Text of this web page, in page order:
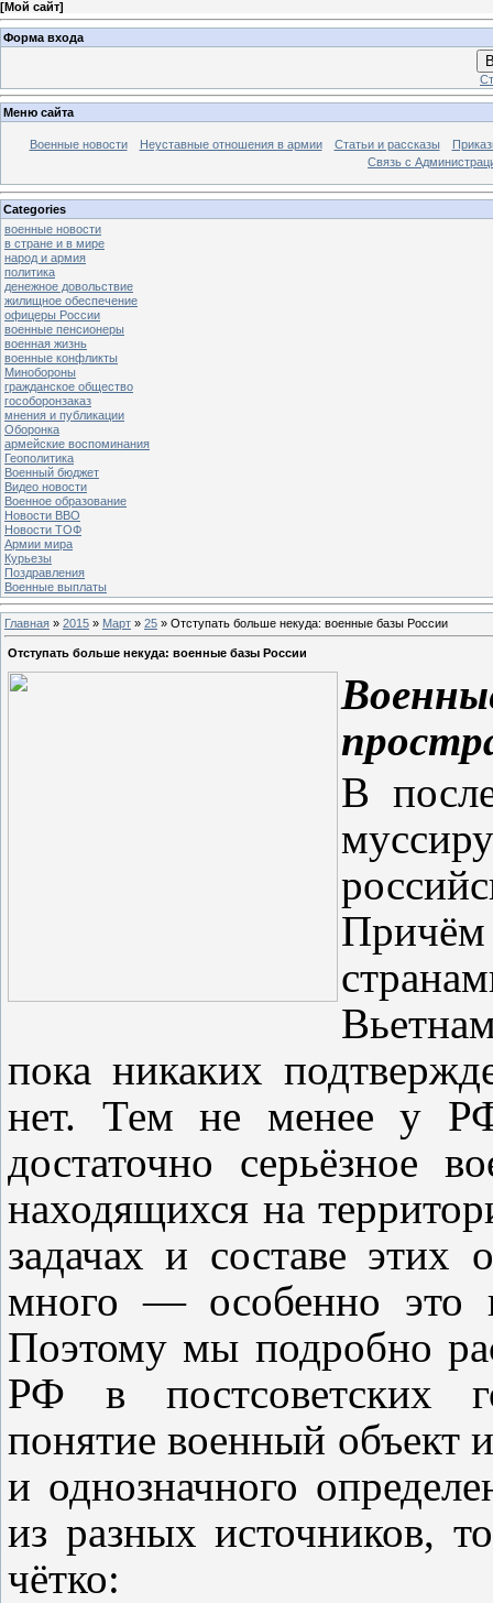
[Мой сайт]
Форма входа
Меню сайта
Военные новости Неуставные отношения в армии Статьи и рассказы
Связь с
Categories
военные новости
в стране и в мире
народ и армия
политика
денежное довольствие
жилищное обеспечение
офицеры России
военные пенсионеры
военная жизнь
военные конфликты
Минобороны
гражданское общество
гособоронзаказ
мнения и публикации
Оборонка
армейские воспоминания
Геополитика
Военный бюджет
Видео новости
Военное образование
Новости ВВО
Новости ТОФ
Армии мира
Курьезы
Поздравления
Военные выплаты
Главная » 2015 » Март » 25 » Отступать больше некуда: военные базы России
Отступать больше некуда: военные базы России
В
Причём
пока никаких
нет. Тем не менее у
достаточно серьёзное
находящихся на
задачах и составе
много — особенно это
Поэтому мы подробно
РФ в постсоветских
понятие военный объект
и однозначного
из разных источников,
чётко: